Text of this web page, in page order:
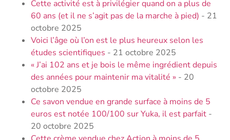
Cette activité est à privilégier quand on a plus de
60 ans (et il ne s’agit pas de la marche à pied) - 21
octobre 2025
Voici l’âge où l’on est le plus heureux selon les
études scientifiques - 21 octobre 2025
« J’ai 102 ans et je bois le même ingrédient depuis
des années pour maintenir ma vitalité » - 20
octobre 2025
Ce savon vendue en grande surface à moins de 5
euros est notée 100/100 sur Yuka, il est parfait -
20 octobre 2025